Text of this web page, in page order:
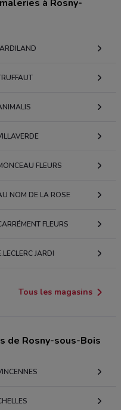
à Rosny-
FLEURS
NOM DE LA ROSE
FLEURS
JARDI
Tous les magasins
de Rosny-sous-Bois